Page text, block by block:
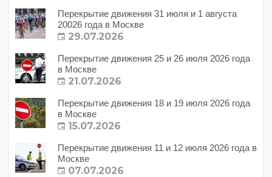
Перекрытие движения 31 июля и 1 августа
20026 года в Москве
29.07.2026
Перекрытие движения 25 и 26 июля 2026 года
в Москве
21.07.2026
Перекрытие движения 18 и 19 июля 2026 года
в Москве
15.07.2026
Перекрытие движения 11 и 12 июля 2026 года в
Москве
07.07.2026